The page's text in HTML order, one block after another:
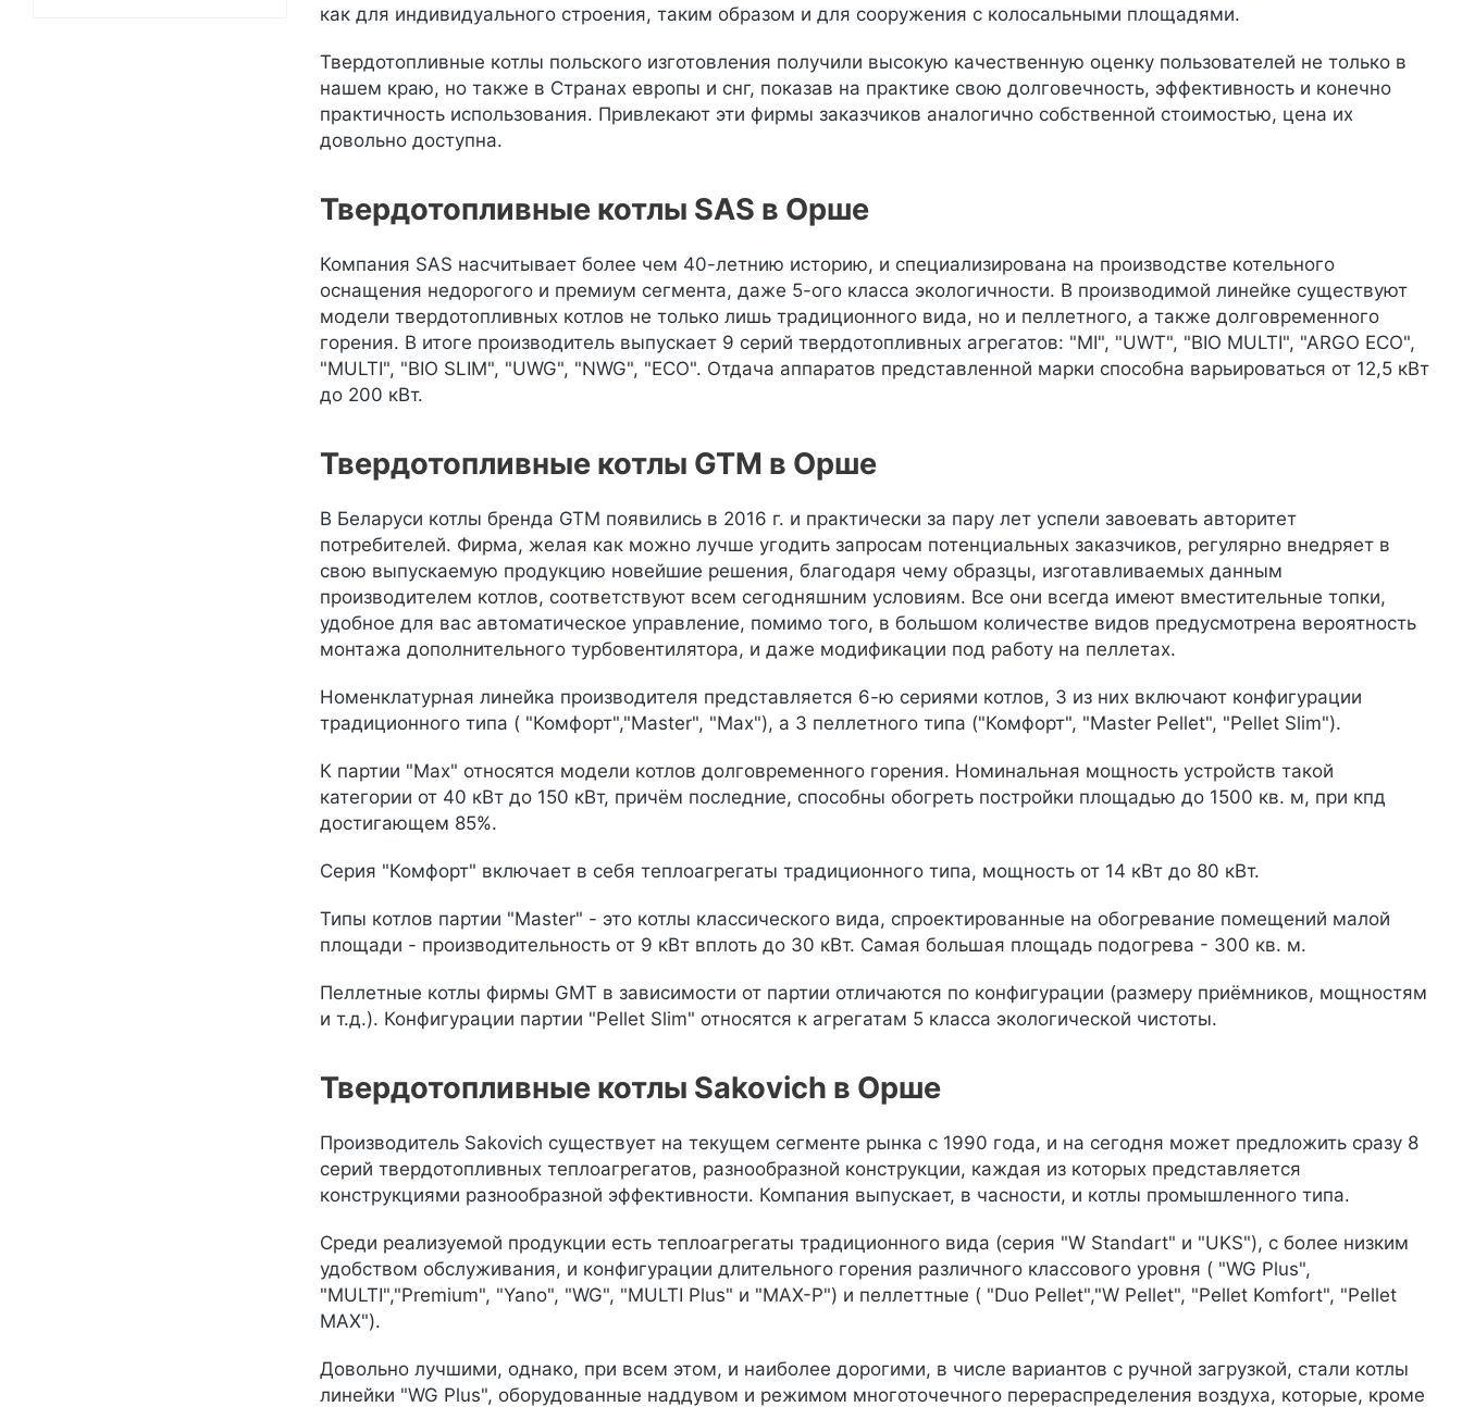
как для индивидуального строения, таким образом и для сооружения с колосальными площадями.
Твердотопливные котлы польского изготовления получили высокую качественную оценку пользователей не только в
нашем краю, но также в Странах европы и снг, показав на практике свою долговечность, эффективность и конечно
практичность использования. Привлекают эти фирмы заказчиков аналогично собственной стоимостью, цена их
довольно доступна.
Твердотопливные котлы SAS в Орше
Компания SAS насчитывает более чем 40-летнию историю, и специализирована на производстве котельного
оснащения недорогого и премиум сегмента, даже 5-ого класса экологичности. В производимой линейке существуют
модели твердотопливных котлов не только лишь традиционного вида, но и пеллетного, а также долговременного
горения. В итоге производитель выпускает 9 серий твердотопливных агрегатов: "MI", "UWT", "BIO MULTI", "ARGO ECO",
"MULTI", "BIO SLIM", "UWG", "NWG", "ECO". Отдача аппаратов представленной марки способна варьироваться от 12,5 кВт
до 200 кВт.
Твердотопливные котлы GTM в Орше
В Беларуси котлы бренда GTM появились в 2016 г. и практически за пару лет успели завоевать авторитет
потребителей. Фирма, желая как можно лучше угодить запросам потенциальных заказчиков, регулярно внедряет в
свою выпускаемую продукцию новейшие решения, благодаря чему образцы, изготавливаемых данным
производителем котлов, соответствуют всем сегодняшним условиям. Все они всегда имеют вместительные топки,
удобное для вас автоматическое управление, помимо того, в большом количестве видов предусмотрена вероятность
монтажа дополнительного турбовентилятора, и даже модификации под работу на пеллетах.
Номенклатурная линейка производителя представляется 6-ю сериями котлов, 3 из них включают конфигурации
традиционного типа ( "Комфорт","Master", "Max"), а 3 пеллетного типа ("Комфорт", "Master Pellet", "Pellet Slim").
К партии "Max" относятся модели котлов долговременного горения. Номинальная мощность устройств такой
категории от 40 кВт до 150 кВт, причём последние, способны обогреть постройки площадью до 1500 кв. м, при кпд
достигающем 85%.
Серия "Комфорт" включает в себя теплоагрегаты традиционного типа, мощность от 14 кВт до 80 кВт.
Типы котлов партии "Master" - это котлы классического вида, спроектированные на обогревание помещений малой
площади - производительность от 9 кВт вплоть до 30 кВт. Самая большая площадь подогрева - 300 кв. м.
Пеллетные котлы фирмы GMT в зависимости от партии отличаются по конфигурации (размеру приёмников, мощностям
и т.д.). Конфигурации партии "Pellet Slim" относятся к агрегатам 5 класса экологической чистоты.
Твердотопливные котлы Sakovich в Орше
Производитель Sakovich существует на текущем сегменте рынка с 1990 года, и на сегодня может предложить сразу 8
серий твердотопливных теплоагрегатов, разнообразной конструкции, каждая из которых представляется
конструкциями разнообразной эффективности. Компания выпускает, в часности, и котлы промышленного типа.
Среди реализуемой продукции есть теплоагрегаты традиционного вида (серия "W Standart" и "UKS"), с более низким
удобством обслуживания, и конфигурации длительного горения различного классового уровня ( "WG Plus",
"MULTI","Premium", "Yano", "WG", "MULTI Plus" и "MAX-P") и пеллеттные ( "Duo Pellet","W Pellet", "Pellet Komfort", "Pellet
MAX").
Довольно лучшими, однако, при всем этом, и наиболее дорогими, в числе вариантов с ручной загрузкой, стали котлы
линейки "WG Plus", оборудованные наддувом и режимом многоточечного перераспределения воздуха, которые, кроме